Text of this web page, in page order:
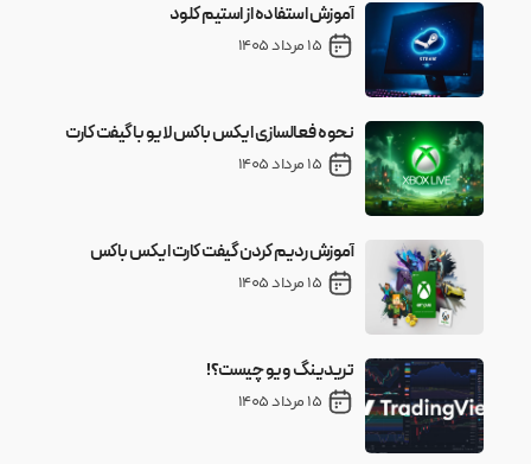
آموزش استفاده از استیم کلود
15 مرداد 1405
نحوه فعالسازی ایکس باکس لایو با گیفت کارت
15 مرداد 1405
آموزش ردیم کردن گیفت کارت ایکس باکس
15 مرداد 1405
تریدینگ ویو چیست؟!
15 مرداد 1405